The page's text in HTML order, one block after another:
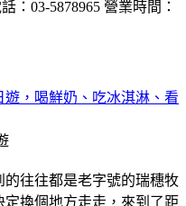
：03-5878965 營業時間：
，喝鮮奶、吃冰淇淋、看
往往都是老字號的瑞穗牧
換個地方走走，來到了距